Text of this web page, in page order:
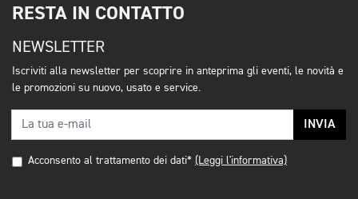
RESTA IN CONTATTO
NEWSLETTER
Iscriviti alla newsletter per scoprire in anteprima gli eventi, le novità e
le promozioni su nuovo, usato e service.
INVIA
Acconsento al trattamento dei dati* (Leggi l'informativa)